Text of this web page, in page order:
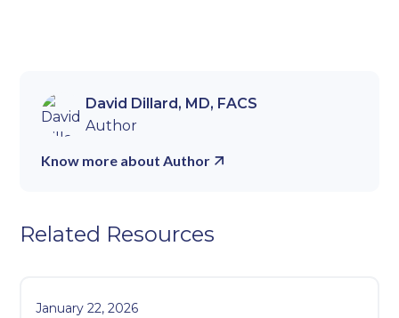
David Dillard, MD, FACS
Author
Know more about Author
Related Resources
January 22, 2026